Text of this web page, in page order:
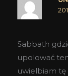
Sabbath
upolować
uwielbiam